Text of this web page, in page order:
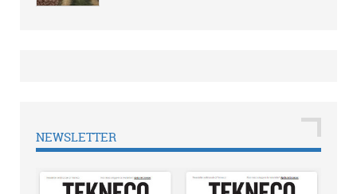
NEWSLETTER